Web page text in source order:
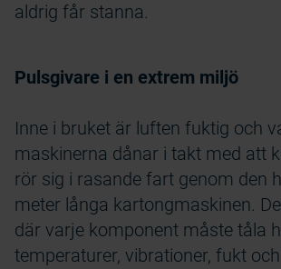
aldrig får stanna.
Pulsgivare i en extrem miljö
Inne i bruket är luften fuktig och
maskinerna dånar i takt med att
rör sig i rasande fart genom den
meter långa kartongmaskinen.
där varje komponent måste tåla
temperaturer, vibrationer, fukt